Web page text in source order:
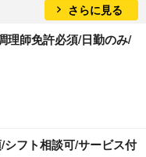
さらに見る
理師免許必須/日勤のみ/
シフト相談可/サービス付